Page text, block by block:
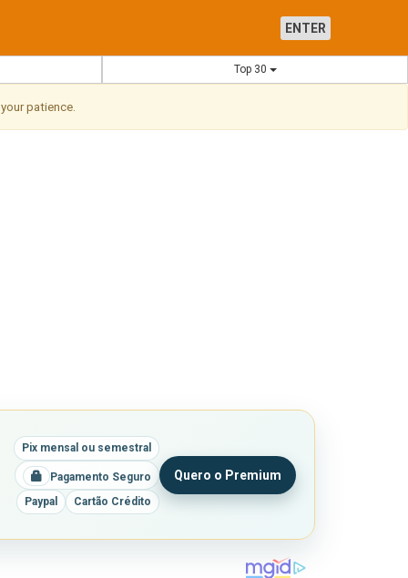
ENTER
Top 30
patience.
Pix mensal ou semestral
Pagamento Seguro
Paypal
Cartão Crédito
Quero o Premium